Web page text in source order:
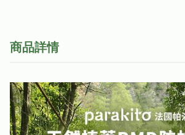
商品詳情